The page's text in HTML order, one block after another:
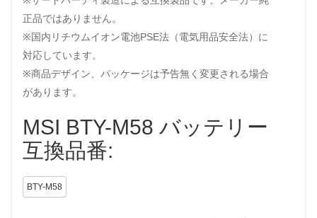
正品ではありません。
※国内リチウムイオン電池PSE法（電気用品安全法）に
対応しています。
※商品デザイン、パッケージは予告無く変更される場合
があります。
MSI BTY-M58 バッテリー
互換品番:
BTY-M58